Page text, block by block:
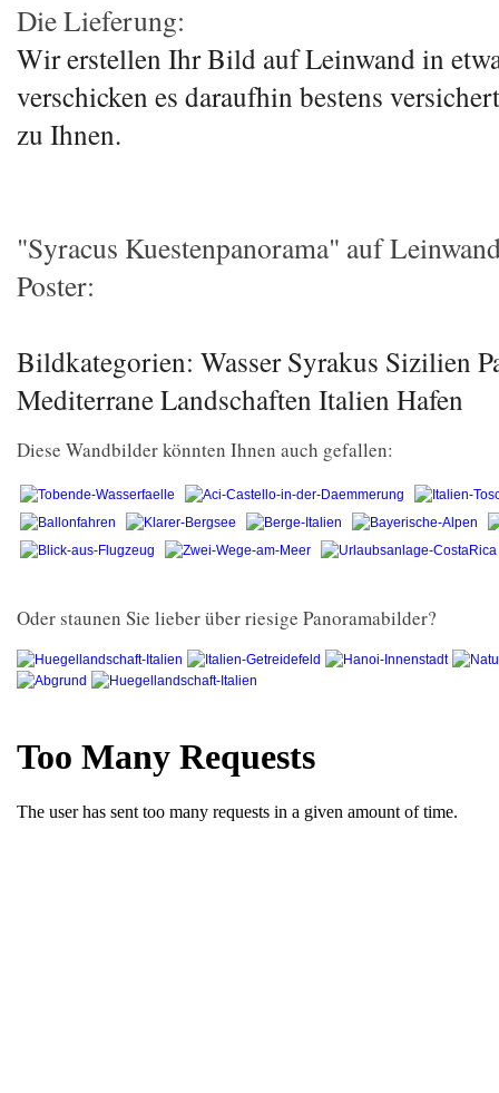
Die Lieferung:
Wir erstellen Ihr Bild auf Leinwand in
verschicken es daraufhin bestens
zu Ihnen.
"Syracus Kuestenpanorama" auf
Poster:
Bildkategorien: Wasser Syrakus Sizilien
Mediterrane Landschaften Italien Hafen
Diese Wandbilder könnten Ihnen auch gefallen:
Oder staunen Sie lieber über riesige Panoramabilder?